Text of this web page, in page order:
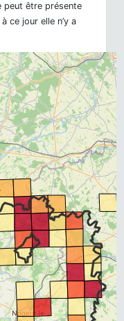
peut être présente
ce jour elle n’y a